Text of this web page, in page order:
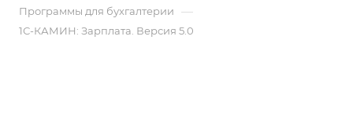
Программы для бухгалтерии —
1С-КАМИН: Зарплата. Версия 5.0